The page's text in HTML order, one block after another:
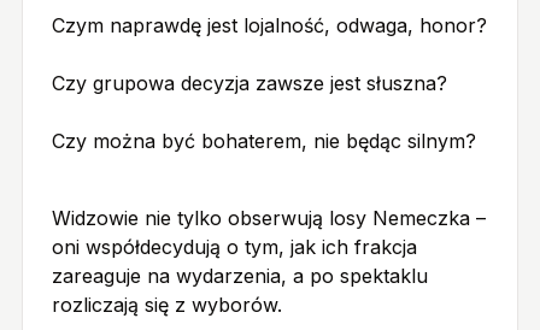
Czym naprawdę jest lojalność, odwaga, honor?
Czy grupowa decyzja zawsze jest słuszna?
Czy można być bohaterem, nie będąc silnym?
Widzowie nie tylko obserwują losy Nemeczka –
oni współdecydują o tym, jak ich frakcja
zareaguje na wydarzenia, a po spektaklu
rozliczają się z wyborów.